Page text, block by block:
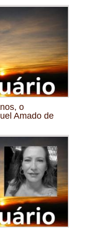
o
Amado de